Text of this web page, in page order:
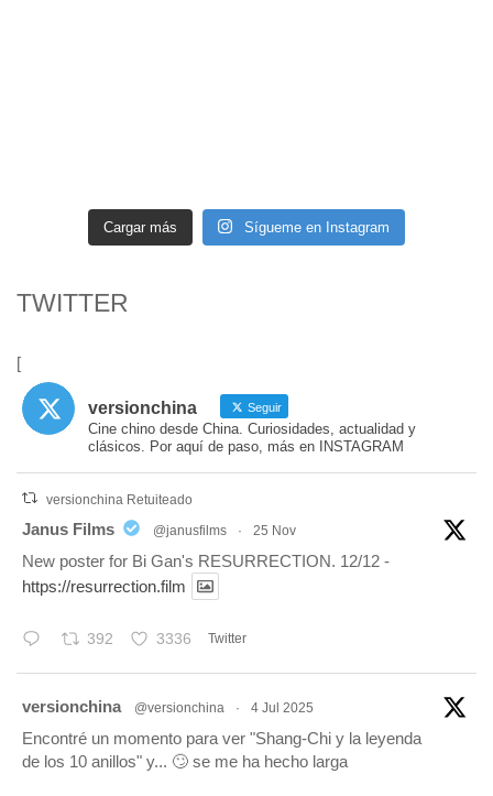
Cargar más Sígueme en Instagram
TWITTER
[
versionchina Seguir
Cine chino desde China. Curiosidades, actualidad y
clásicos. Por aquí de paso, más en INSTAGRAM
versionchina Retuiteado
Janus Films @janusfilms · 25 Nov
New poster for Bi Gan's RESURRECTION. 12/12 -
https://resurrection.film
392 3336 Twitter
versionchina @versionchina · 4 Jul 2025
Encontré un momento para ver "Shang-Chi y la leyenda
de los 10 anillos" y... 🙄 se me ha hecho larga